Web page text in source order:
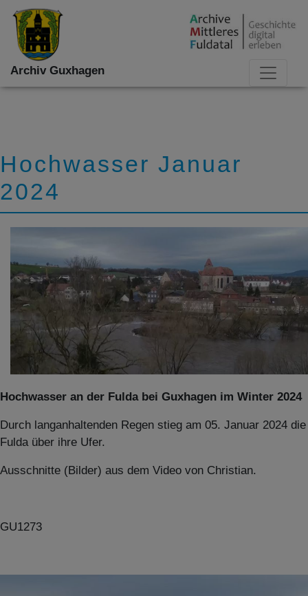
Archiv Guxhagen
Hochwasser Januar
2024
Hochwasser an der Fulda bei Guxhagen im Winter 2024
Durch langanhaltenden Regen stieg am 05. Januar 2024 die
Fulda über ihre Ufer.
Ausschnitte (Bilder) aus dem Video von Christian.
GU1273